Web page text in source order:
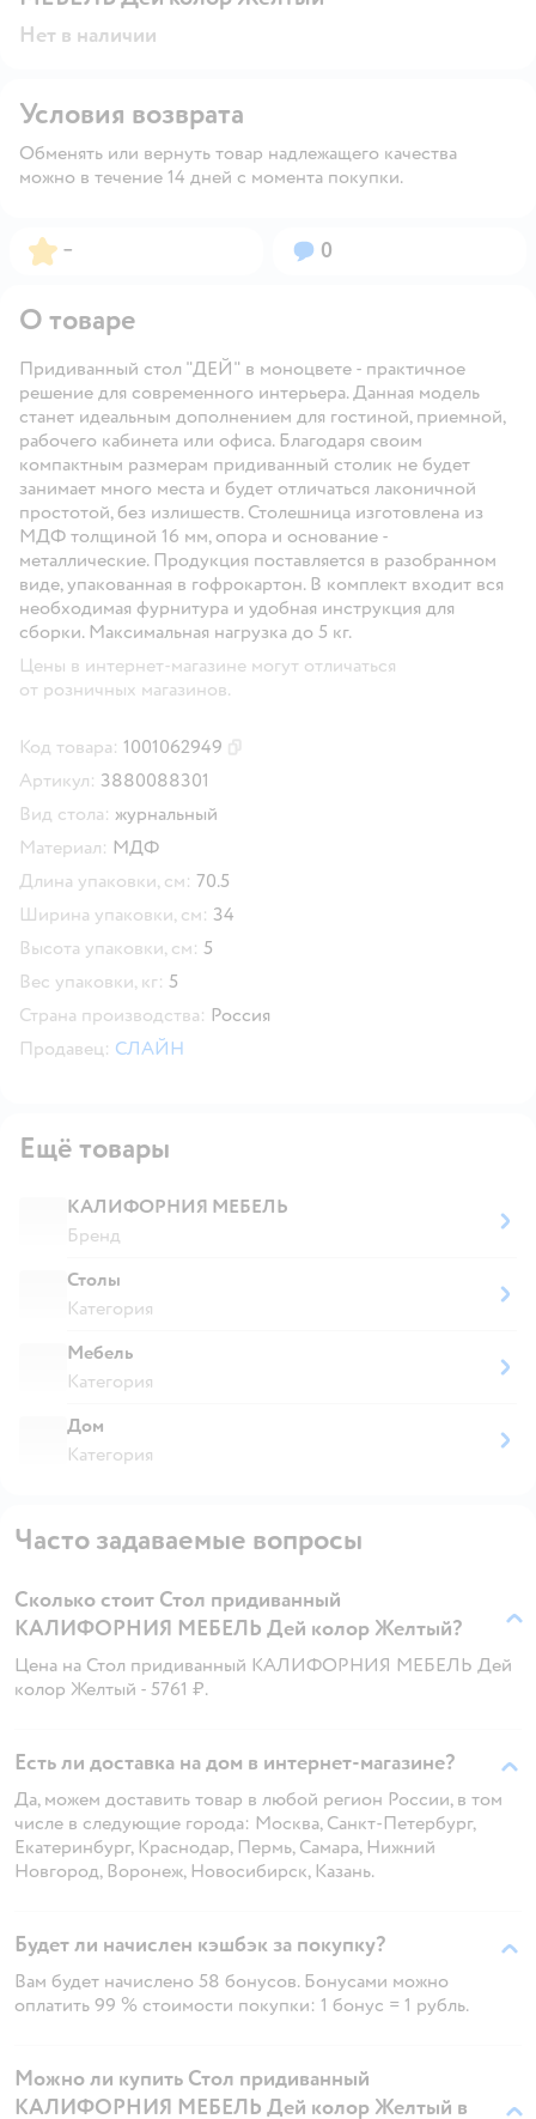
Нет в наличии
Условия возврата
Обменять или вернуть товар надлежащего качества
можно в течение 14 дней с момента покупки.
Рейтинг:
– Вопросов:
0
О товаре
Придиванный стол "ДЕЙ" в моноцвете - практичное
решение для современного интерьера. Данная модель
станет идеальным дополнением для гостиной, приемной,
рабочего кабинета или офиса. Благодаря своим
компактным размерам придиванный столик не будет
занимает много места и будет отличаться лаконичной
простотой, без излишеств. Столешница изготовлена из
МДФ толщиной 16 мм, опора и основание -
металлические. Продукция поставляется в разобранном
виде, упакованная в гофрокартон. В комплект входит вся
необходимая фурнитура и удобная инструкция для
сборки. Максимальная нагрузка до 5 кг.
Цены в интернет-магазине могут отличаться
от розничных магазинов.
Код товара: 1001062949
Артикул: 3880088301
Вид стола: журнальный
Материал: МДФ
Длина упаковки, см: 70.5
Ширина упаковки, см: 34
Высота упаковки, см: 5
Вес упаковки, кг: 5
Страна производства: Россия
Продавец: СЛАЙН
Ещё товары
КАЛИФОРНИЯ МЕБЕЛЬ
Бренд
Столы
Категория
Мебель
Категория
Дом
Категория
Часто задаваемые вопросы
Сколько стоит Стол придиванный
КАЛИФОРНИЯ МЕБЕЛЬ Дей колор Желтый?
Цена на Стол придиванный КАЛИФОРНИЯ МЕБЕЛЬ Дей
колор Желтый - 5761 ₽.
Есть ли доставка на дом в интернет-магазине?
Да, можем доставить товар в любой регион России, в том
числе в следующие города: Москва, Санкт-Петербург,
Екатеринбург, Краснодар, Пермь, Самара, Нижний
Новгород, Воронеж, Новосибирск, Казань.
Будет ли начислен кэшбэк за покупку?
Вам будет начислено 58 бонусов. Бонусами можно
оплатить 99 % стоимости покупки: 1 бонус = 1 рубль.
Можно ли купить Стол придиванный
КАЛИФОРНИЯ МЕБЕЛЬ Дей колор Желтый в